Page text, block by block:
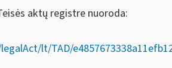
aktų registre nuoroda:
lt/TAD/